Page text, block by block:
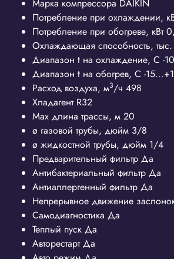
Марка компрессора DAIKIN
Потребление при охлаждении,
Потребление при обогреве, кВт
Охлаждающая способность, тыс.
Диапазон t на охлаждение, С -
Диапазон t на обогрев, С -
Расход воздуха, м3/ч 498
Хладагент R32
Max длина трассы, м 20
ø газовой трубы, дюйм 3/8
ø жидкостной трубы, дюйм 1/4
Предварительный фильтр Да
Антибактериальный фильтр Да
Антиаллергенный фильтр Да
Непрерывное движение
Самодиагностика Да
Теплый пуск Да
Авторестарт Да